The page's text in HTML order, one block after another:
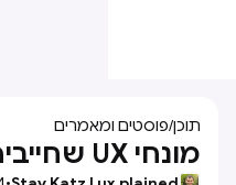
תוכן/פוסטים ומאמרים
מונחי UX שחייבים להכיר, חלק 4